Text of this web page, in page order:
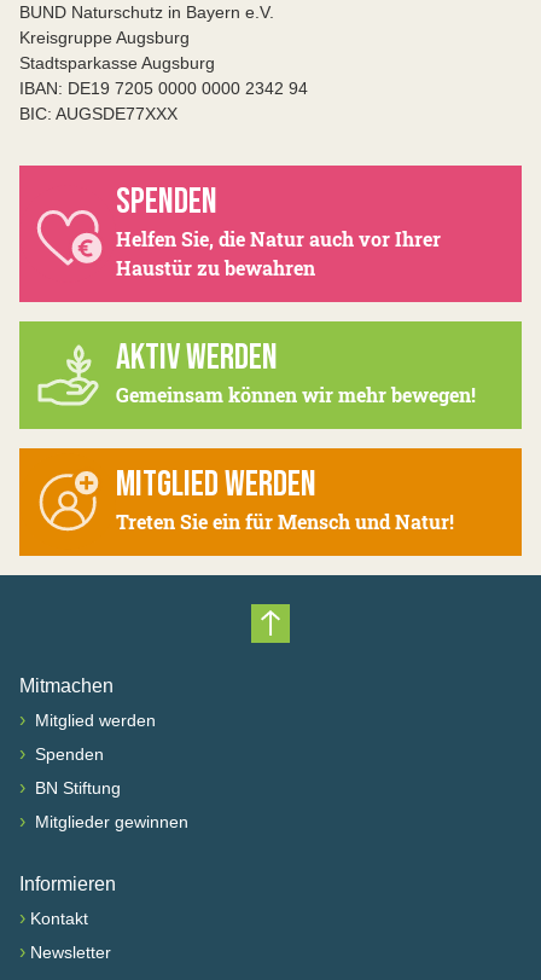
BUND Naturschutz in Bayern e.V.
Kreisgruppe Augsburg
Stadtsparkasse Augsburg
IBAN: DE19 7205 0000 0000 2342 94
BIC: AUGSDE77XXX
SPENDEN
Helfen Sie, die Natur auch vor Ihrer
Haustür zu bewahren
AKTIV WERDEN
Gemeinsam können wir mehr bewegen!
MITGLIED WERDEN
Treten Sie ein für Mensch und Natur!
Nach oben scrollen
Mitmachen
› Mitglied werden
› Spenden
› BN Stiftung
› Mitglieder gewinnen
Informieren
› Kontakt
› Newsletter